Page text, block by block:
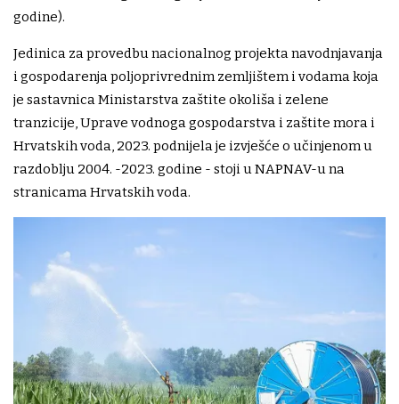
godine).
Jedinica za provedbu nacionalnog projekta navodnjavanja
i gospodarenja poljoprivrednim zemljištem i vodama koja
je sastavnica Ministarstva zaštite okoliša i zelene
tranzicije, Uprave vodnoga gospodarstva i zaštite mora i
Hrvatskih voda, 2023. podnijela je izvješće o učinjenom u
razdoblju 2004. -2023. godine - stoji u NAPNAV-u na
stranicama Hrvatskih voda.